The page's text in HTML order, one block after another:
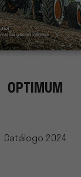
OPTIMUM
Catálogo 2024